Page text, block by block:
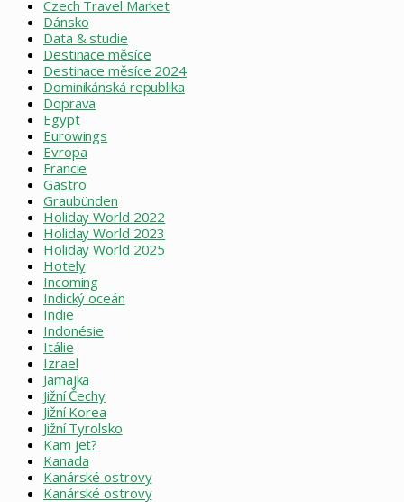
Czech Travel Market
Dánsko
Data & studie
Destinace měsíce
Destinace měsíce 2024
Dominikánská republika
Doprava
Egypt
Eurowings
Evropa
Francie
Gastro
Graubünden
Holiday World 2022
Holiday World 2023
Holiday World 2025
Hotely
Incoming
Indický oceán
Indie
Indonésie
Itálie
Izrael
Jamajka
Jižní Čechy
Jižní Korea
Jižní Tyrolsko
Kam jet?
Kanada
Kanárské ostrovy
Kanárské ostrovy